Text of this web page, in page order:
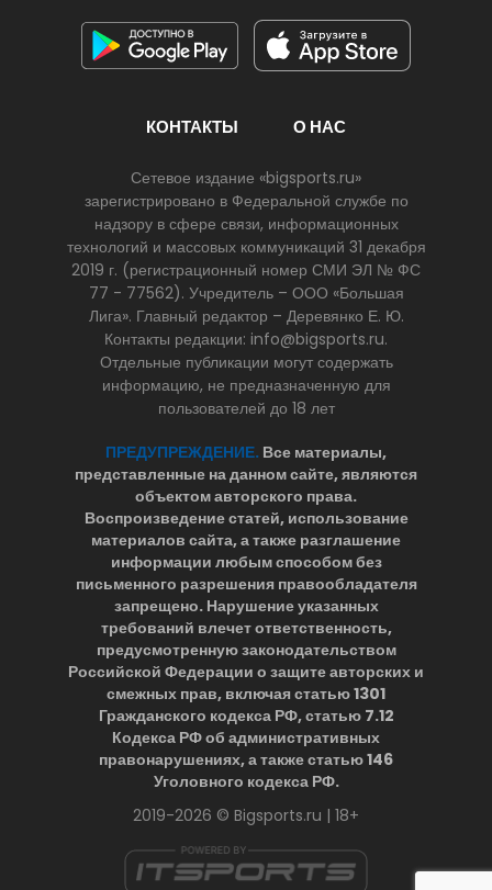
КОНТАКТЫ О НАС
Сетевое издание «bigsports.ru»
зарегистрировано в Федеральной службе по
надзору в сфере связи, информационных
технологий и массовых коммуникаций 31 декабря
2019 г. (регистрационный номер СМИ ЭЛ № ФС
77 - 77562). Учредитель – ООО «Большая
Лига». Главный редактор – Деревянко Е. Ю.
Контакты редакции: info@bigsports.ru.
Отдельные публикации могут содержать
информацию, не предназначенную для
пользователей до 18 лет
ПРЕДУПРЕЖДЕНИЕ. Все материалы,
представленные на данном сайте, являются
объектом авторского права.
Воспроизведение статей, использование
материалов сайта, а также разглашение
информации любым способом без
письменного разрешения правообладателя
запрещено. Нарушение указанных
требований влечет ответственность,
предусмотренную законодательством
Российской Федерации о защите авторских и
смежных прав, включая статью 1301
Гражданского кодекса РФ, статью 7.12
Кодекса РФ об административных
правонарушениях, а также статью 146
Уголовного кодекса РФ.
2019-2026 © Bigsports.ru | 18+